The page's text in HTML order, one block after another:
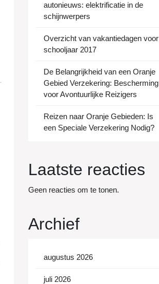
autonieuws: elektrificatie in de
schijnwerpers
Overzicht van vakantiedagen voor
schooljaar 2017
De Belangrijkheid van een Oranje
Gebied Verzekering: Bescherming
voor Avontuurlijke Reizigers
Reizen naar Oranje Gebieden: Is
een Speciale Verzekering Nodig?
Laatste reacties
Geen reacties om te tonen.
Archief
augustus 2026
juli 2026